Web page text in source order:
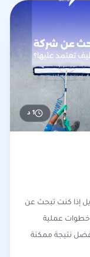
1 د
إذا كنت تبحث عن
خطوات عملية
نتيجة ممكنة